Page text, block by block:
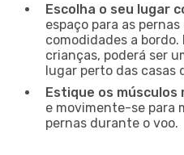
Escolha o seu lugar
espaço para as
comodidades a bordo.
crianças, poderá ser
lugar perto das casas
Estique os músculos
e movimente-se para
pernas durante o voo.